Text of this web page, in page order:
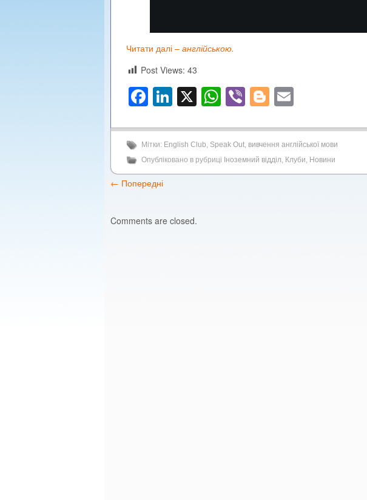
Читати далі – англійською.
Post Views: 43
Facebook
LinkedIn
X WhatsApp
ViberBlogger
Мітки: English Club, Speak Out, вивчення англійської мови
Опубліковано в рубриці Іноземний відділ, Клуби, Новини
← Попередні
Comments are closed.